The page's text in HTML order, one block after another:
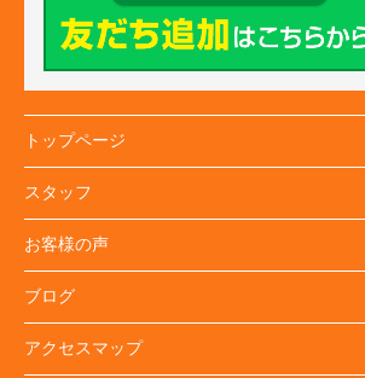
トップページ
スタッフ
お客様の声
ブログ
アクセスマップ